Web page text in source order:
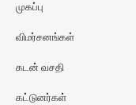
முகப்பு
விமர்சனங்கள்
கடன் வசதி
கட்டுனர்கள்